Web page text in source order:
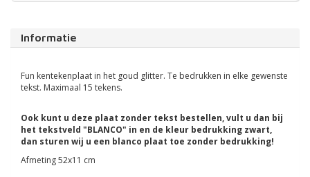
Informatie
Fun kentekenplaat in het goud glitter. Te bedrukken in elke gewenste
tekst. Maximaal 15 tekens.
Ook kunt u deze plaat zonder tekst bestellen, vult u dan bij
het tekstveld "BLANCO" in en de kleur bedrukking zwart,
dan sturen wij u een blanco plaat toe zonder bedrukking!
Afmeting 52x11 cm